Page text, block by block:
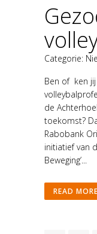
Categorie:
Ben of ken
de
toekomst?
Rabobank
initiatief van
Beweging’...
READ MORE